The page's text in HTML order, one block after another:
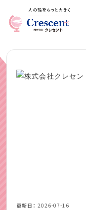
更新日
2026-07-16